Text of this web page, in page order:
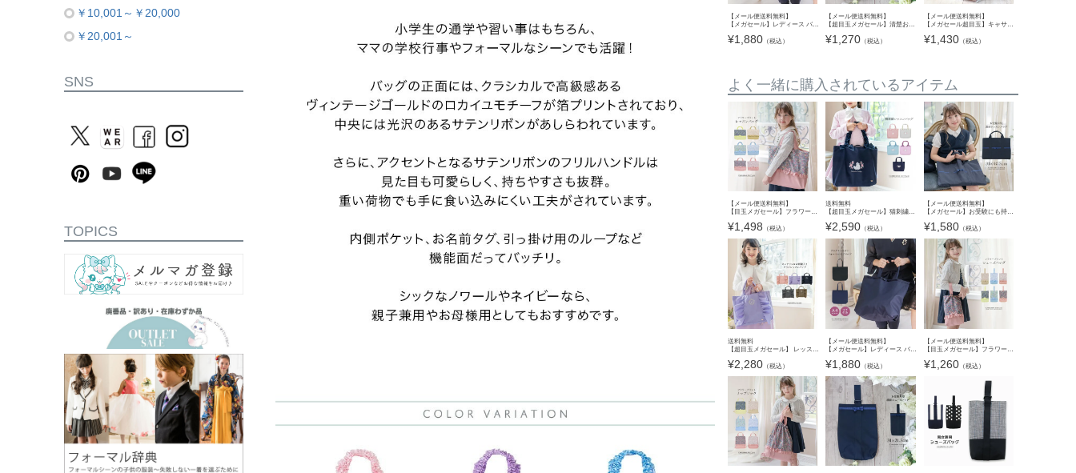
￥10,001～￥20,000
￥20,001～
SNS
TOPICS
【メール便送料無料】
【メガセール】レディース バッグ サブバッグ フォーマルに合うバッグ YUP12《メール便優先商品》
¥1,880（税込）
【メール便送料無料】
【超目玉メガセール】清楚おしゃれ 濃紺シンプル上履きバッグ YUP12《メール便優先商品》
¥1,270 （税込）
【メール便送料無料】
【メガセール超目玉】キャサリン猫小花柄 撥水巾着3点セット スクール レッスンバッグ・巾着 キャサリンコテージ 《メール便優先商品》 YUP12
¥1,430（税込）
よく一緒に購入されているアイテム
【メール便送料無料】
【目玉メガセール】フラワープリント レッスンバッグ 切り替えフリルリボン 絵本バッグ スクール キャサリンコテージ YUP12 ≪メール便優先商品≫
¥1,498 （税込）
送料無料
【超目玉メガセール】猫刺繍レッスンバッグ 女の子 おしゃれ フリルハンドル リボン 幼稚園 保育園 小学生 入園準備 入学式直前最終 手提げ 絵本バッグ マチ付き 刺繍入り かばん バッグ キャサリンコテ
¥2,590 （税込）
【メール便送料無料】
【メガセール】お受験にも持てる手提げ！ シンプル清楚な濃紺上質絵本バッグ YUP12《メール便優先商品》
¥1,580（税込）
送料無料
【超目玉メガセール】 レッスンバッグ 女の子 ロゴ刺繍入り フリルレッスンバッグ スクール レッスンバッグ マチあり 手提げ バッグ フォーマルに合うバッグ 幼稚園 保育園 小学生 ママバッグ キャサリ
¥2,280（税込）
【メール便送料無料】
【メガセール】レディース バッグ サブバッグ フォーマルに合うバッグ YUP12《メール便優先商品》
¥1,880 （税込）
【メール便送料無料】
【目玉メガセール】フラワープリント 上履き入れ 切り替えフリルリボン シューズバッグ スクール キャサリンコテージ 入園 入学 YUP12 《メール便優先商品》
¥1,260（税込）